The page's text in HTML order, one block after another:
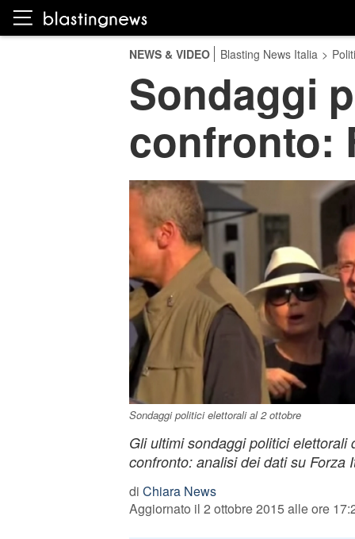
NEWS & VIDEO Blasting News Italia >
Sondaggi
confronto:
Sondaggi politici elettorali al 2 ottobre
Gli ultimi sondaggi politici elettorali
confronto: analisi dei dati su Forza
di Chiara News
Aggiornato il 2 ottobre 2015 alle ore